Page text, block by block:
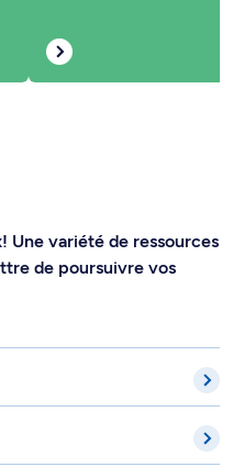
Une variété de ressources
de poursuivre vos